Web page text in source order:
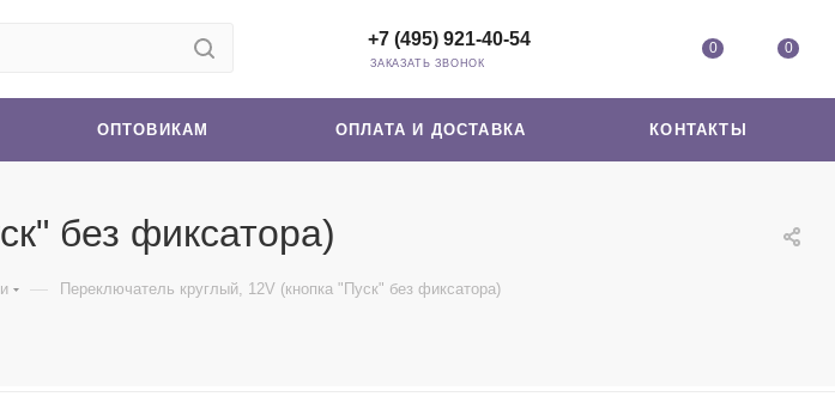
0 0
+7 (495) 921-40-54
ЗАКАЗАТЬ ЗВОНОК
ОПТОВИКАМ ОПЛАТА И ДОСТАВКА КОНТАКТЫ
без фиксатора)
— Переключатель круглый, 12V (кнопка "Пуск" без фиксатора)